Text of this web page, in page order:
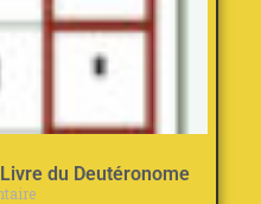
du Deutéronome